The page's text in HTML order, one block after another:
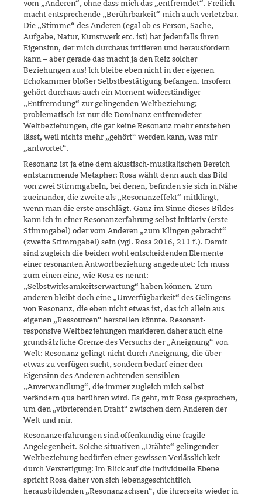
vom „Anderen“, ohne dass mich das „entfremdet“. Freilich
macht entsprechende „Berührbarkeit“ mich auch verletzbar.
Die „Stimme“ des Anderen (egal ob es Person, Sache,
Aufgabe, Natur, Kunstwerk etc. ist) hat jedenfalls ihren
Eigensinn, der mich durchaus irritieren und herausfordern
kann – aber gerade das macht ja den Reiz solcher
Beziehungen aus! Ich bleibe eben nicht in der eigenen
Echokam­mer bloßer Selbstbestätigung befangen. Insofern
gehört durchaus auch ein Moment widerständiger
„Entfremdung“ zur gelingenden Weltbezie­hung;
problematisch ist nur die Dominanz entfremdeter
Weltbezie­hungen, die gar keine Resonanz mehr entstehen
lässt, weil nichts mehr „gehört“ werden kann, was mir
„antwortet“.
Resonanz ist ja eine dem akustisch-musikalischen Bereich
entstammen­de Metapher: Rosa wählt denn auch das Bild
von zwei Stimm­gabeln, bei denen, befinden sie sich in Nähe
zueinander, die zweite als „Reso­nanzeffekt“ mitklingt,
wenn man die erste anschlägt. Ganz im Sinne dieses Bildes
kann ich in einer Resonanzerfahrung selbst initiativ (erste
Stimm­gabel) oder vom Anderen „zum Klingen gebracht“
(zweite Stimm­gabel) sein (vgl. Rosa 2016, 211 f.). Damit
sind zugleich die beiden wohl entscheidenden Elemente
einer resonanten Antwortbe­ziehung angedeutet: Ich muss
zum einen eine, wie Rosa es nennt:
„Selbstwirksamkeitserwartung“ haben können. Zum
anderen bleibt doch eine „Unverfügbarkeit“ des Gelingens
von Resonanz, die eben nicht etwas ist, das ich allein aus
eigenen „Ressourcen“ herstellen könnte. Resonant-
responsive Weltbeziehungen markieren daher auch eine
grundsätzliche Grenze des Versuchs der „Aneignung“ von
Welt: Resonanz gelingt nicht durch Aneignung, die über
etwas zu verfügen sucht, sondern bedarf einer den
Eigensinn des Anderen achtenden sensiblen
„Anverwandlung“, die immer zugleich mich selbst
verändern qua berühren wird. Es geht, mit Rosa gesprochen,
um den „vibrierenden Draht“ zwischen dem Anderen der
Welt und mir.
Resonanzerfahrungen sind offenkundig eine fragile
Angelegenheit. Sol­che situativen „Drähte“ gelingender
Weltbeziehung bedürfen einer ge­wissen Verlässlichkeit
durch Verstetigung: Im Blick auf die individuelle Ebene
spricht Rosa daher von sich lebensgeschichtlich
herausbildenden „Resonanzachsen“, die ihrerseits wieder in